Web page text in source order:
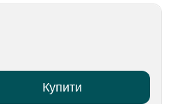
Купити